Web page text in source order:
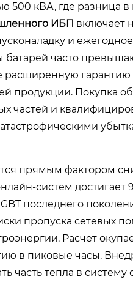
кВА, где разница в
ИБП включает
и
часто
продукции. Покупка
частей и
прямым фактором
систем достигает
последнего
пропуска сетевых
Расчет
в пиковые часы.
часть тепла в